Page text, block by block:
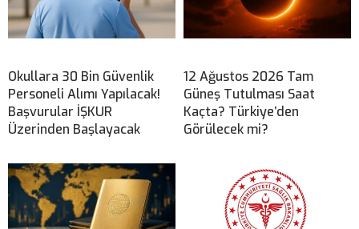
Okullara 30 Bin Güvenlik
Personeli Alımı Yapılacak!
Başvurular İŞKUR
Üzerinden Başlayacak
12 Ağustos 2026 Tam
Güneş Tutulması Saat
Kaçta? Türkiye’den
Görülecek mi?